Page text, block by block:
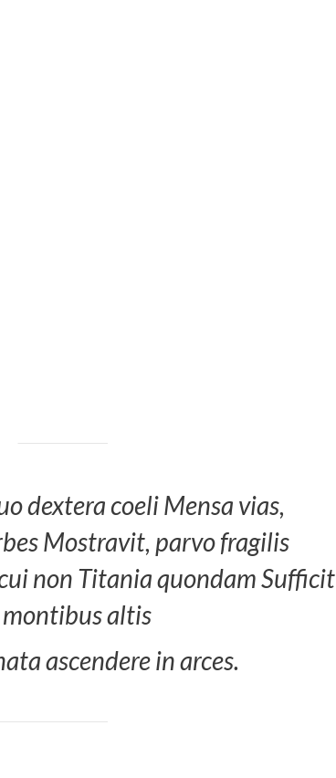
dextera coeli Mensa vias,
Mostravit, parvo fragilis
non Titania quondam Sufficit
montibus altis
ascendere in arces.